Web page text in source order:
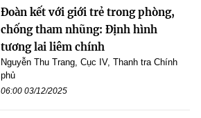
Đoàn kết với giới trẻ trong phòng,
chống tham nhũng: Định hình
tương lai liêm chính
Nguyễn Thu Trang, Cục IV, Thanh tra Chính
phủ
06:00 03/12/2025